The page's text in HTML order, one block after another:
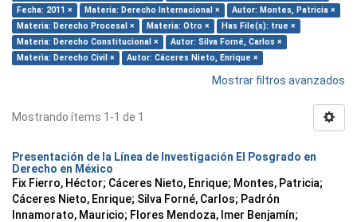
Fecha: 2011 ×
Materia: Derecho Internacional ×
Autor: Montes, Patricia ×
Materia: Derecho Procesal ×
Materia: Otro ×
Has File(s): true ×
Materia: Derecho Constitucional ×
Autor: Silva Forné, Carlos ×
Materia: Derecho Civil ×
Autor: Cáceres Nieto, Enrique ×
Mostrar filtros avanzados
Mostrando ítems 1-1 de 1
Presentación de la Línea de Investigación El Posgrado en
Derecho en México
Fix Fierro, Héctor; Cáceres Nieto, Enrique; Montes, Patricia;
Cáceres Nieto, Enrique; Silva Forné, Carlos; Padrón
Innamorato, Mauricio; Flores Mendoza, Imer Benjamín;